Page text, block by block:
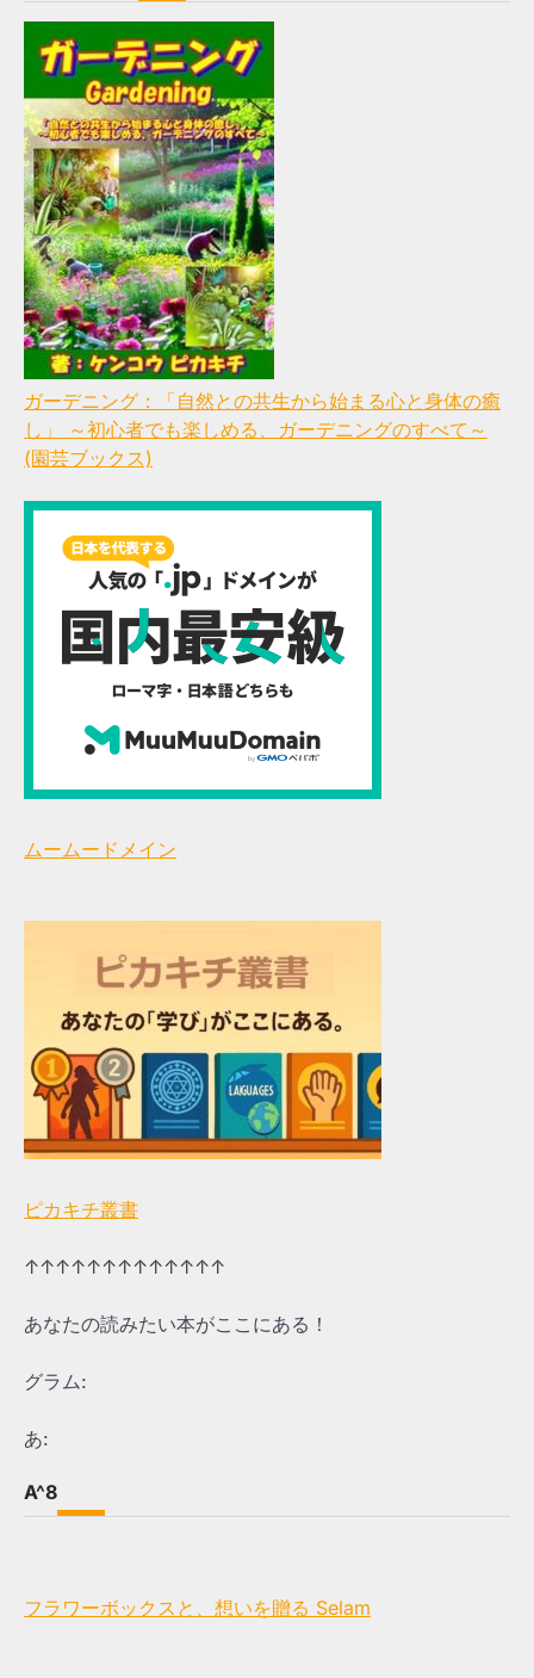
ガーデニング：「自然との共生から始まる心と身体の癒
し」 ～初心者でも楽しめる、ガーデニングのすべて～
(園芸ブックス)
ムームードメイン
ピカキチ叢書
↑↑↑↑↑↑↑↑↑↑↑↑↑
あなたの読みたい本がここにある！
グラム:
あ:
A^8
フラワーボックスと、想いを贈る Selam